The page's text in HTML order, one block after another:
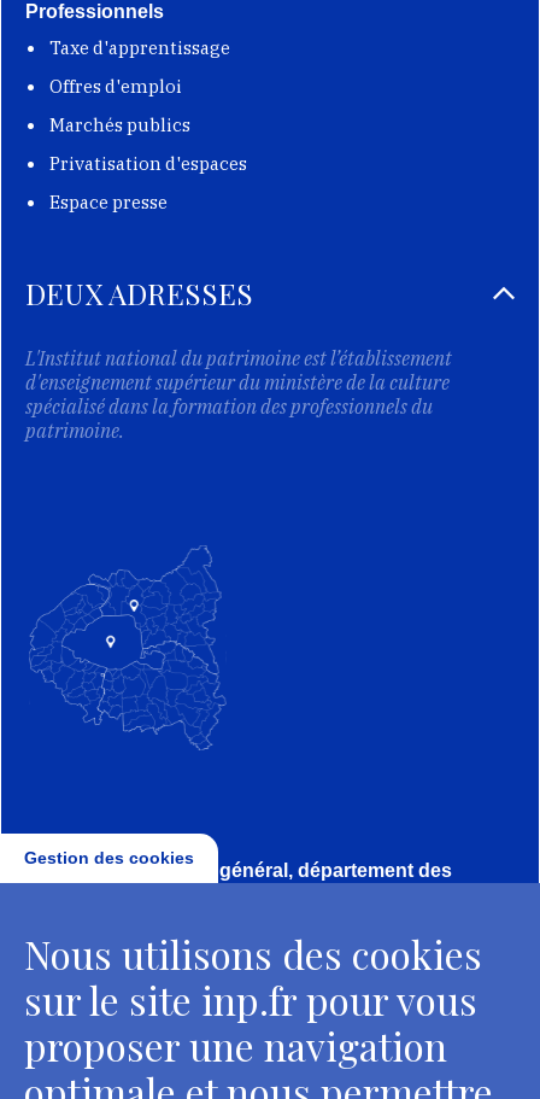
Professionnels
Taxe d'apprentissage
Offres d'emploi
Marchés publics
Privatisation d'espaces
Espace presse
DEUX ADRESSES
L'Institut national du patrimoine est l’établissement
d'enseignement supérieur du ministère de la culture
spécialisé dans la formation des professionnels du
patrimoine.
Direction, secrétariat général, département des
2 rue Vivienne - 75002 Paris
Tél. : + 33 1 44 41 16 41
Contacts
Gestion des cookies
Nous utilisons des cookies
sur le site inp.fr pour vous
proposer une navigation